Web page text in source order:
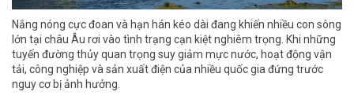
Nắng nóng cực đoan và hạn hán kéo dài đang khiến nhiều con sông
lớn tại châu Âu rơi vào tình trạng cạn kiệt nghiêm trọng. Khi những
tuyến đường thủy quan trọng suy giảm mực nước, hoạt động vận
tải, công nghiệp và sản xuất điện của nhiều quốc gia đứng trước
nguy cơ bị ảnh hưởng.